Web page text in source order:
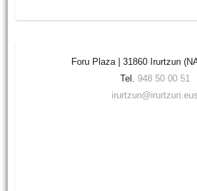
Foru Plaza | 31860 Irurtzun
Tel. 948 50 00 51
irurtzun@irurtzun.eus